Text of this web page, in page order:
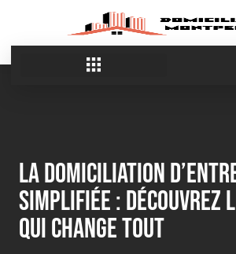
la domiciliation
simplifiée : découvrez
qui change tout